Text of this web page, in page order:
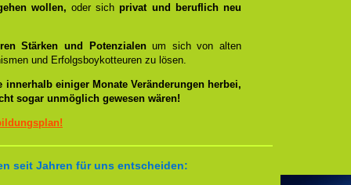
wollen, oder sichprivat und beruflich neu
Stärken und Potenzialenum sich von alten
und Erfolgsboykotteuren zu lösen.
einiger Monate Veränderungen herbei,
sogar unmöglich gewesen wären!
seit Jahren für uns entscheiden: